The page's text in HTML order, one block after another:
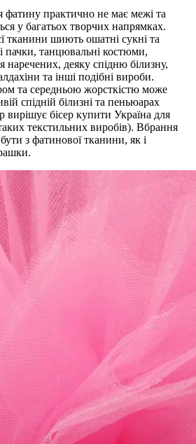
фатину практично не має межі та
у багатьох творчих напрямках.
тканини шиють ошатні сукні та
пачки, танцювальні костюми,
наречених, деяку спідню білизну,
та інші подібні вироби.
та середньою жорсткістю може
спідній білизні та пеньюарах
бісер купити Україна для
таких текстильних виробів). Вбрання
з фатинової тканини, як і